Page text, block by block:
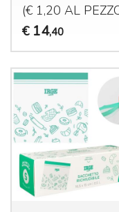
(€ 1,20 AL
€ 14,40